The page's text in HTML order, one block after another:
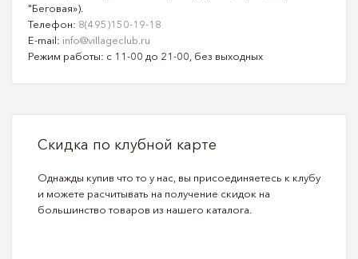
"Беговая»).
Телефон: 8(495)150-19-18
E-mail: info@villageclub.ru
Режим работы: с 11-00 до 21-00, без выходных
Скидка по клубной карте
Однажды купив что то у нас, вы присоединяетесь к клубу
и можете расчитывать на получение скидок на
большинство товаров из нашего каталога.